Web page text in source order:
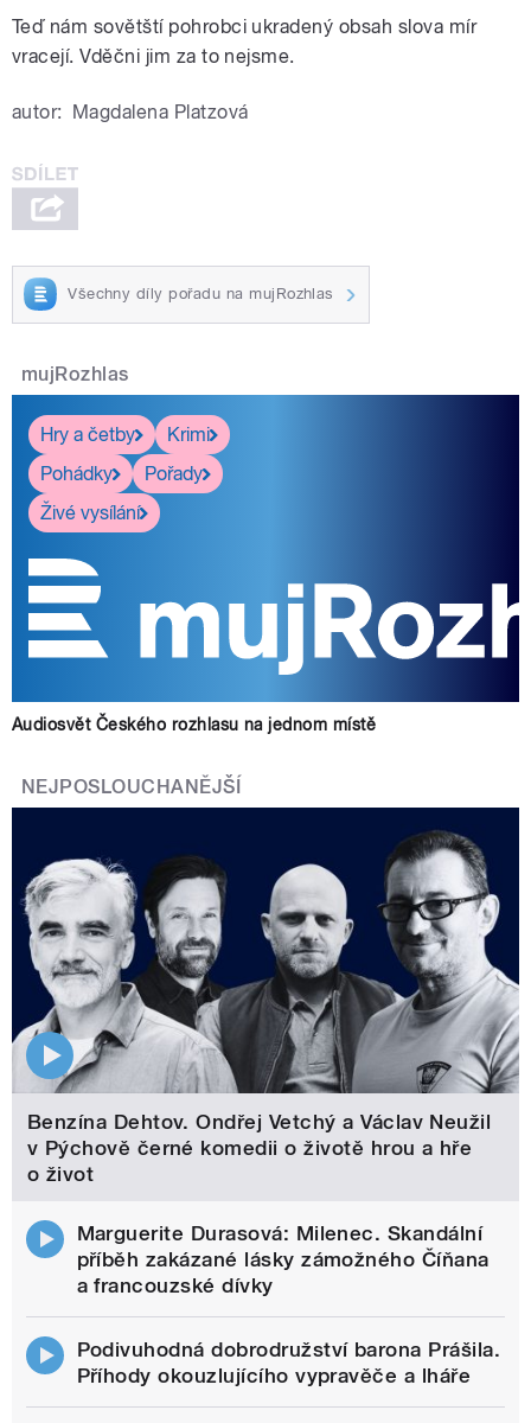
Teď nám sovětští pohrobci ukradený obsah slova mír
vracejí. Vděčni jim za to nejsme.
autor: Magdalena Platzová
Všechny díly pořadu na mujRozhlas
mujRozhlas
Hry a četby
Krimi
Pohádky
Pořady
Živé vysílání
Audiosvět Českého rozhlasu na jednom místě
NEJPOSLOUCHANĚJŠÍ
Benzína Dehtov. Ondřej Vetchý a Václav Neužil
v Pýchově černé komedii o životě hrou a hře
o život
Marguerite Durasová: Milenec. Skandální
příběh zakázané lásky zámožného Číňana
a francouzské dívky
Podivuhodná dobrodružství barona Prášila.
Příhody okouzlujícího vypravěče a lháře